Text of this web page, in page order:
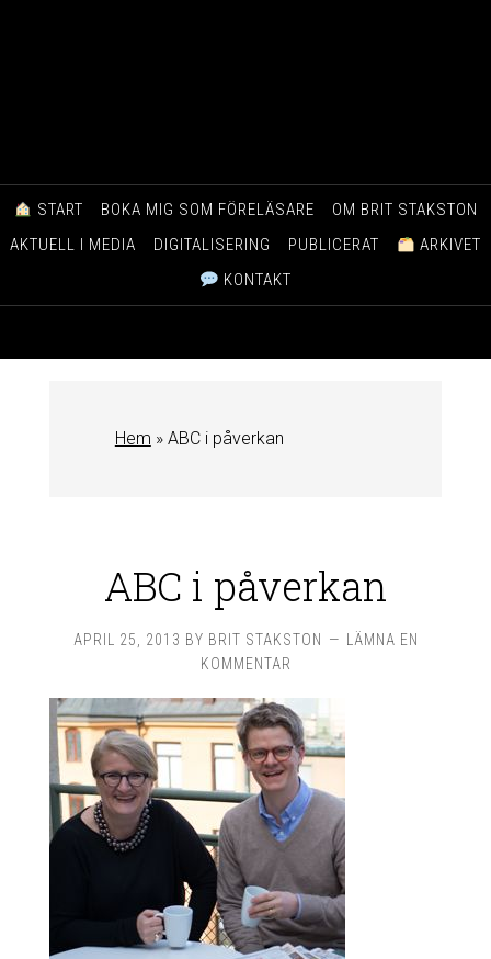
START BOKA MIG SOM FÖRELÄSARE
OM BRIT STAKSTON
AKTUELL I MEDIA
DIGITALISERING PUBLICERAT
ARKIVET
KONTAKT
Hem » ABC i påverkan
ABC i påverkan
APRIL 25, 2013 BY BRIT STAKSTON
LÄMNA EN
KOMMENTAR